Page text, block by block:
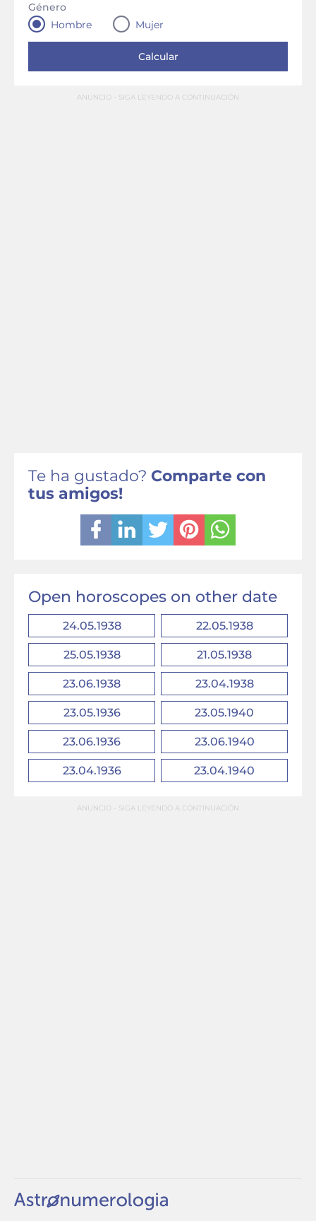
Género
Hombre
Mujer
ANUNCIO - SIGA LEYENDO A CONTINUACIÓN
Te ha gustado? Comparte con
tus amigos!
Open horoscopes on other date
24.05.1938 22.05.1938
25.05.1938 21.05.1938
23.06.1938 23.04.1938
23.05.1936 23.05.1940
23.06.1936 23.06.1940
23.04.1936 23.04.1940
ANUNCIO - SIGA LEYENDO A CONTINUACIÓN